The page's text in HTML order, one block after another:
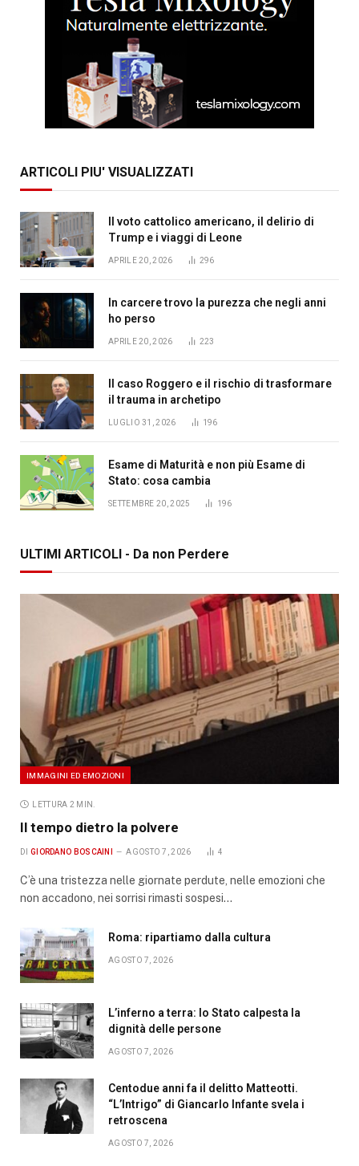
ARTICOLI PIU' VISUALIZZATI
Il voto cattolico americano, il delirio di
Trump e i viaggi di Leone
APRILE 20, 2026 296
In carcere trovo la purezza che negli anni
ho perso
APRILE 20, 2026 223
Il caso Roggero e il rischio di trasformare
il trauma in archetipo
LUGLIO 31, 2026 196
Esame di Maturità e non più Esame di
Stato: cosa cambia
SETTEMBRE 20, 2025 196
ULTIMI ARTICOLI - Da non Perdere
IMMAGINI ED EMOZIONI
LETTURA 2 MIN.
Il tempo dietro la polvere
DI GIORDANO BOSCAINI AGOSTO 7, 2026 4
C’è una tristezza nelle giornate perdute, nelle emozioni che
non accadono, nei sorrisi rimasti sospesi…
Roma: ripartiamo dalla cultura
AGOSTO 7, 2026
L’inferno a terra: lo Stato calpesta la
dignità delle persone
AGOSTO 7, 2026
Centodue anni fa il delitto Matteotti.
“L’Intrigo” di Giancarlo Infante svela i
retroscena
AGOSTO 7, 2026